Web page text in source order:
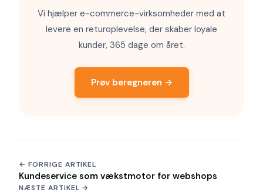
Vi hjælper e-commerce-virksomheder med at
levere en returoplevelse, der skaber loyale
kunder, 365 dage om året.
Prøv beregneren →
← FORRIGE ARTIKEL
Kundeservice som vækstmotor for webshops
NÆSTE ARTIKEL →